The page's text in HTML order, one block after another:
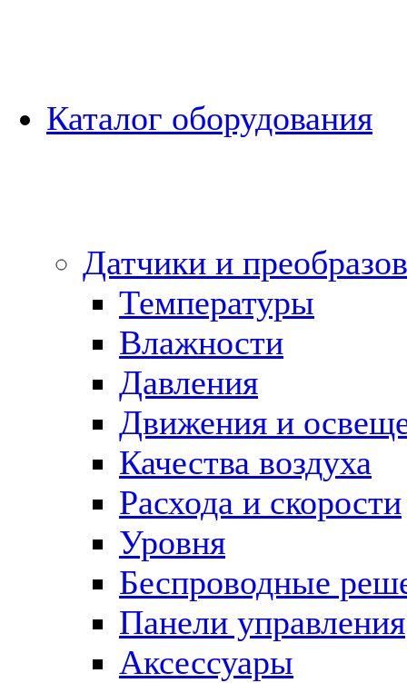
Каталог оборудования
Датчики и
Температуры
Влажности
Давления
Движения и
Качества воздуха
Расхода и скорости
Уровня
Беспроводные
Панели управления
Аксессуары